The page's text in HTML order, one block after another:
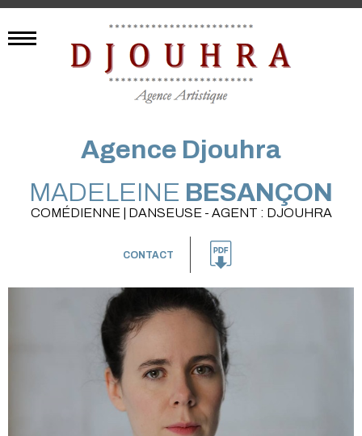
Agence Djouhra
MADELEINE BESANÇON
COMÉDIENNE | DANSEUSE - AGENT : DJOUHRA
CONTACT